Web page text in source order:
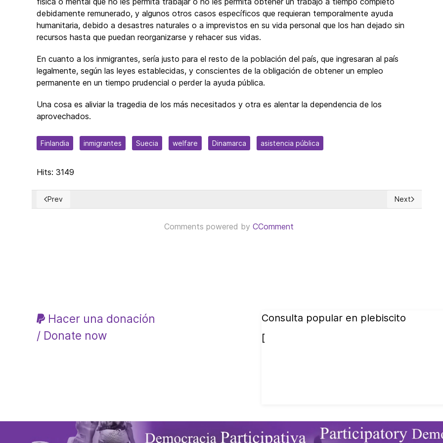
debidamente remunerado, y algunos otros casos específicos que requieran temporalmente ayuda
humanitaria, debido a desastres naturales o a imprevistos en su vida personal que los han dejado sin
recursos hasta que puedan reorganizarse y rehacer sus vidas.
En cuanto a los inmigrantes, sería justo para el resto de la población del país, que ingresaran al país
legalmente, según las leyes establecidas, y conscientes de la obligación de obtener un empleo
permanente en un tiempo prudencial o perder la ayuda pública.
Una cosa es aliviar la tragedia de los más necesitados y otra es alentar la dependencia de los
aprovechados.
Finlandia inmigrantes Suecia welfare Dinamarca asistencia pública
Hits: 3149
Previous article: ¿Qué significa el "techo de la deuda" y qué sucede cuando Estados Unidos llega a ese límite?
Prev Next article:
Next
Comments powered byCComment
Hacer una donación
/ Donate now
Consulta popular en plebiscito
[